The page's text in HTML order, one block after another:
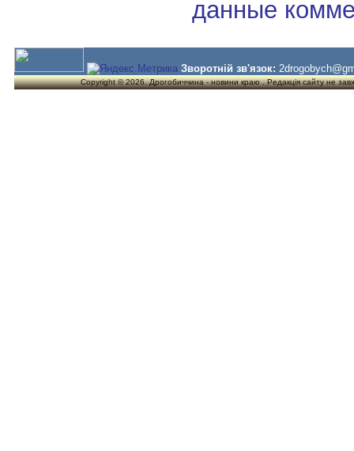
данные
Зворотній зв'язок:
Copyright © 2026. Дрогобиччина - новини краю . Редакція сайту не